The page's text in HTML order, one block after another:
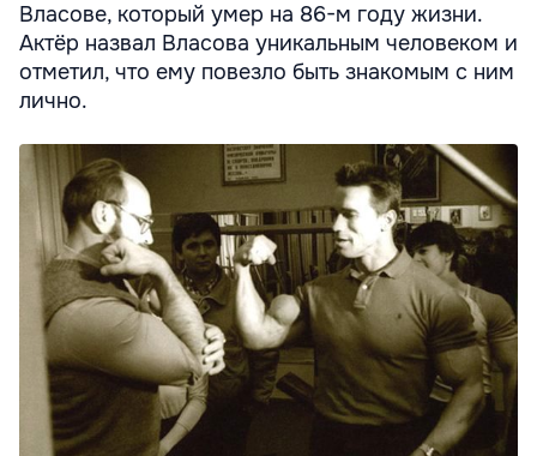
Власове, который умер на 86-м году жизни.
Актёр назвал Власова уникальным человеком и
отметил, что ему повезло быть знакомым с ним
лично.